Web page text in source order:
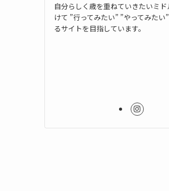
自分らしく歳を重ねていきたいミ
けて ”行ってみたい” ”やってみたい
るサイトを目指しています。